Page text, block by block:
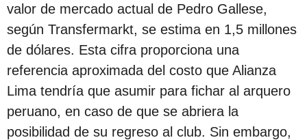
valor de mercado actual de Pedro Gallese,
según Transfermarkt, se estima en 1,5 millones
de dólares. Esta cifra proporciona una
referencia aproximada del costo que Alianza
Lima tendría que asumir para fichar al arquero
peruano, en caso de que se abriera la
posibilidad de su regreso al club. Sin embargo,